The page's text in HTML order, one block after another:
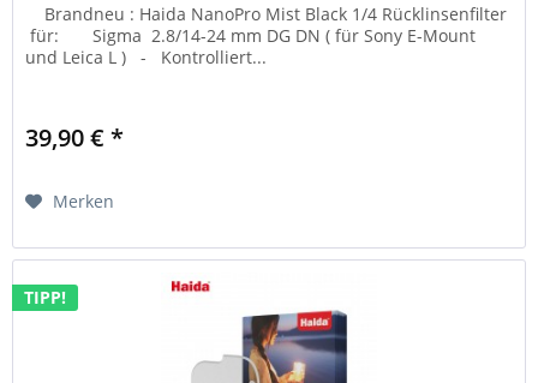
Brandneu : Haida NanoPro Mist Black 1/4 Rücklinsenfilter
für: Sigma 2.8/14-24 mm DG DN ( für Sony E-Mount
und Leica L ) - Kontrolliert...
39,90 € *
Merken
TIPP!